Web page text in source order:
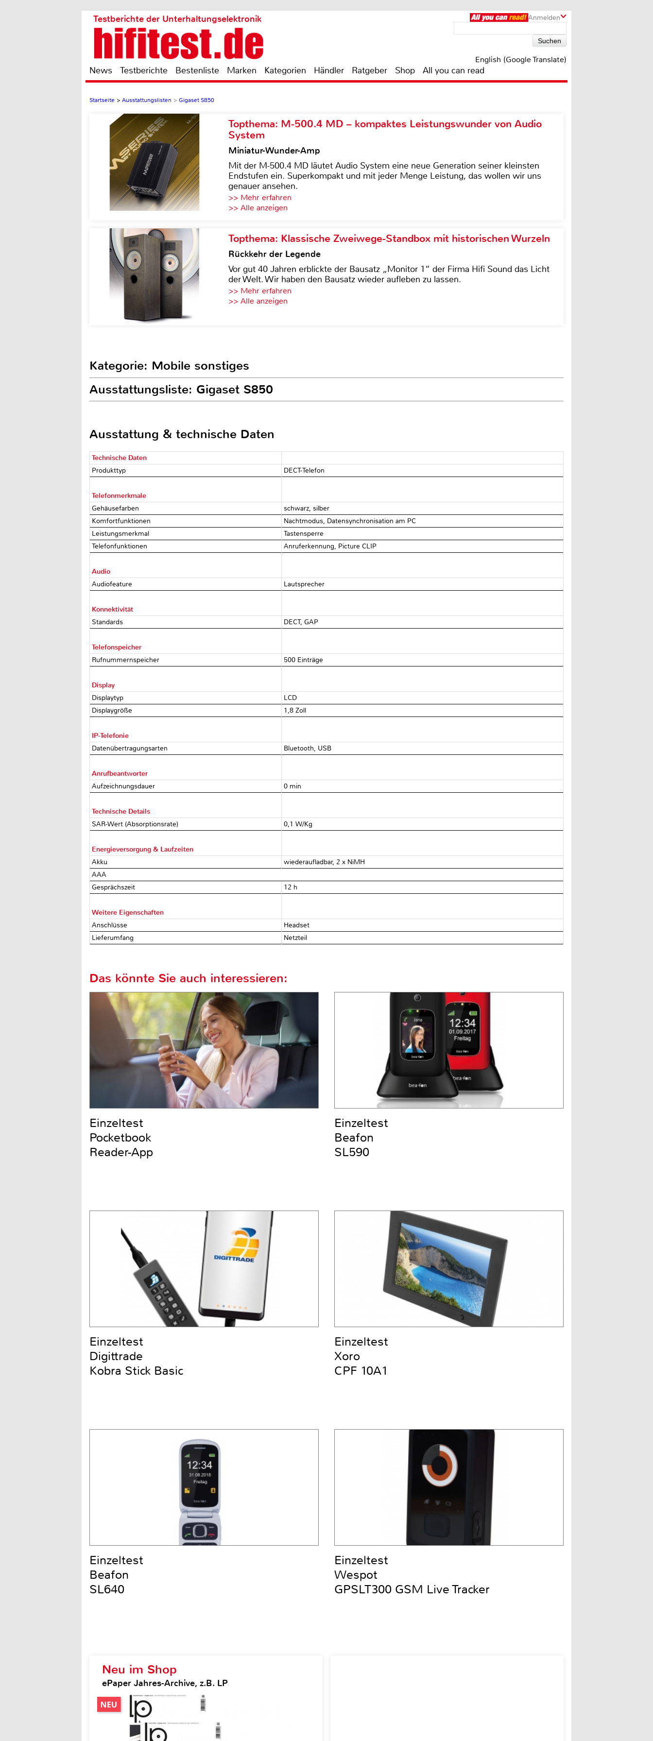
Anmelden
Testberichte der Unterhaltungselektronik
English (Google Translate)
News Testberichte Bestenliste Marken Kategorien Händler Ratgeber Shop All you can read
Startseite > Ausstattungslisten > Gigaset S850
Topthema: M-500.4 MD – kompaktes Leistungswunder von Audio
System
Miniatur-Wunder-Amp
Mit der M-500.4 MD läutet Audio System eine neue Generation seiner kleinsten
Endstufen ein. Superkompakt und mit jeder Menge Leistung, das wollen wir uns
genauer ansehen.
>> Mehr erfahren
>> Alle anzeigen
Topthema: Klassische Zweiwege-Standbox mit historischen Wurzeln
Rückkehr der Legende
Vor gut 40 Jahren erblickte der Bausatz „Monitor 1“ der Firma Hifi Sound das Licht
der Welt. Wir haben den Bausatz wieder aufleben zu lassen.
>> Mehr erfahren
>> Alle anzeigen
Kategorie: Mobile sonstiges
Ausstattungsliste: Gigaset S850
Ausstattung & technische Daten
Technische Daten
Produkttyp
DECT-Telefon
Telefonmerkmale
Gehäusefarben
schwarz, silber
Komfortfunktionen
Nachtmodus, Datensynchronisation am PC
Leistungsmerkmal
Tastensperre
Telefonfunktionen
Anruferkennung, Picture CLIP
Audio
Audiofeature
Lautsprecher
Konnektivität
Standards
DECT, GAP
Telefonspeicher
Rufnummernspeicher
500 Einträge
Display
Displaytyp
LCD
Displaygröße
1,8 Zoll
IP-Telefonie
Datenübertragungsarten
Bluetooth, USB
Anrufbeantworter
Aufzeichnungsdauer
0 min
Technische Details
SAR-Wert (Absorptionsrate)
0,1 W/Kg
Energieversorgung & Laufzeiten
Akku
wiederaufladbar, 2 x NiMH
AAA
Gesprächszeit
12 h
Weitere Eigenschaften
Anschlüsse
Headset
Lieferumfang
Netzteil
Neu im Shop
ePaper Jahres-Archive, z.B. LP
Das könnte Sie auch interessieren:
Einzeltest
Pocketbook
Reader-App
Einzeltest
Beafon
SL590
Einzeltest
Digittrade
Kobra Stick Basic
Einzeltest
Xoro
CPF 10A1
Einzeltest
Beafon
SL640
Einzeltest
Wespot
GPSLT300 GSM Live Tracker